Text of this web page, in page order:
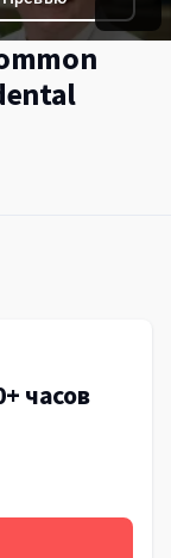
часов